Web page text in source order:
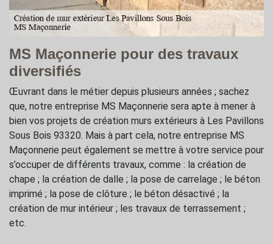
MS Maçonnerie pour des travaux
diversifiés
Œuvrant dans le métier depuis plusieurs années ; sachez
que, notre entreprise MS Maçonnerie sera apte à mener à
bien vos projets de création murs extérieurs à Les Pavillons
Sous Bois 93320. Mais à part cela, notre entreprise MS
Maçonnerie peut également se mettre à votre service pour
s’occuper de différents travaux, comme : la création de
chape ; la création de dalle ; la pose de carrelage ; le béton
imprimé ; la pose de clôture ; le béton désactivé ; la
création de mur intérieur ; les travaux de terrassement ;
etc.